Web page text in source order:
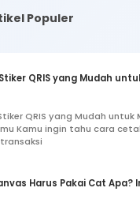
Populer
QRIS yang Mudah
QRIS yang Mudah untuk
Kamu ingin tahu cara
Harus Pakai Cat Apa?